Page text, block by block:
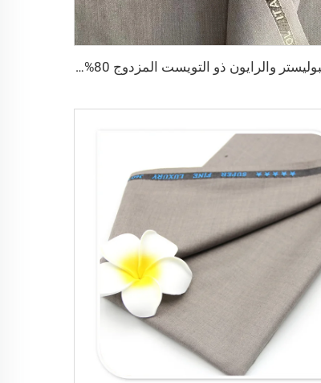
قماش البوليستر والرايون ذو التويست المزدوج 80% بوليستر و20% فسكوز 420g/m القماش tr مناسب للرجال